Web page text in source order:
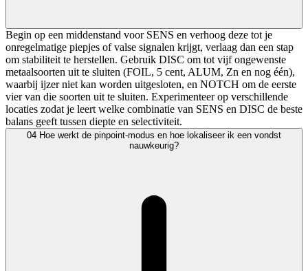
Begin op een middenstand voor SENS en verhoog deze tot je
onregelmatige piepjes of valse signalen krijgt, verlaag dan een stap
om stabiliteit te herstellen. Gebruik DISC om tot vijf ongewenste
metaalsoorten uit te sluiten (FOIL, 5 cent, ALUM, Zn en nog één),
waarbij ijzer niet kan worden uitgesloten, en NOTCH om de eerste
vier van die soorten uit te sluiten. Experimenteer op verschillende
locaties zodat je leert welke combinatie van SENS en DISC de beste
balans geeft tussen diepte en selectiviteit.
04 Hoe werkt de pinpoint-modus en hoe lokaliseer ik een vondst
nauwkeurig?